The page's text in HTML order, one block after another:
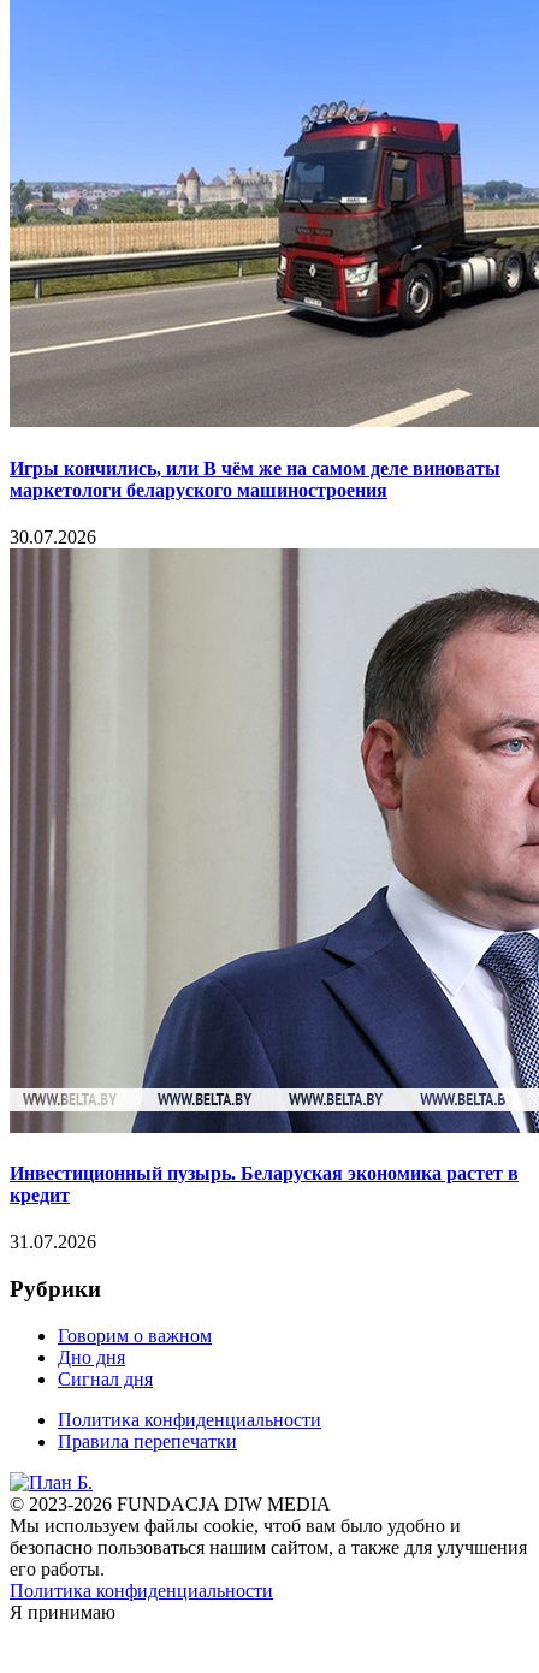
Игры кончились, или В чём же на самом деле виноваты
маркетологи беларуского машиностроения
30.07.2026
Инвестиционный пузырь. Беларуская экономика растет в
кредит
31.07.2026
Рубрики
Говорим о важном
Дно дня
Сигнал дня
Политика конфиденциальности
Правила перепечатки
© 2023-2026 FUNDACJA DIW MEDIA
Мы используем файлы cookie, чтоб вам было удобно и
безопасно пользоваться нашим сайтом, а также для улучшения
его работы.
Политика конфиденциальности
Я принимаю